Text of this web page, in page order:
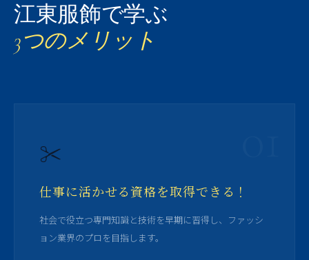
江東服飾で学ぶ
3つのメリット
✂️
仕事に活かせる資格を取得できる！
社会で役立つ専門知識と技術を早期に習得し、ファッシ
ョン業界のプロを目指します。